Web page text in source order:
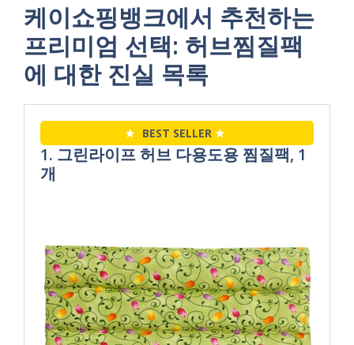
케이쇼핑뱅크에서 추천하는
프리미엄 선택: 허브찜질팩
에 대한 진실 목록
★ BEST SELLER ★
1. 그린라이프 허브 다용도용 찜질팩, 1
개